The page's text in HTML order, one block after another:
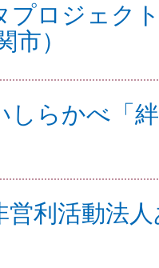
プロジェク
市）
しらかべ「
営利活動法